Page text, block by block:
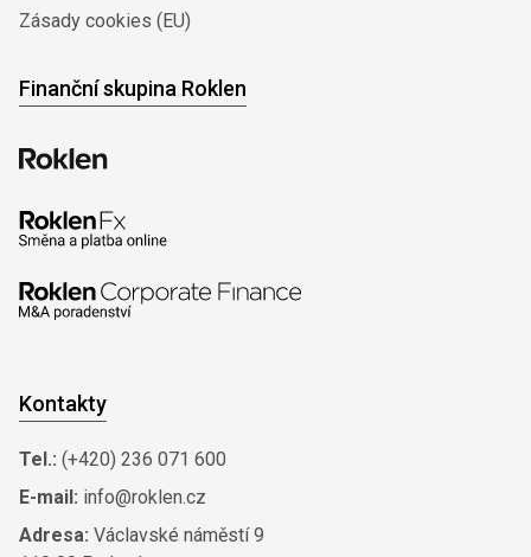
Zásady cookies (EU)
Finanční skupina Roklen
Kontakty
Tel.: (+420) 236 071 600
E-mail: info@roklen.cz
Adresa: Václavské náměstí 9